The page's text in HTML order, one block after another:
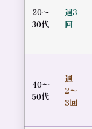
20〜
30代
週3
回
40〜
50代
週
2〜
3回